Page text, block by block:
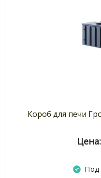
Короб для печи
Под